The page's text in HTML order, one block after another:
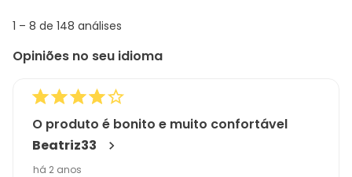
1
8
análises
1 – 8 de 148 análises
Opiniões no seu idioma
O produto é bonito e muito confortável
Beatriz33
há 2 anos